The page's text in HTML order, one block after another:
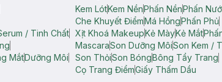
/ Tinh Chất
MắtDưỡng Môi
Kem LótKem NềnPhấn NềnPhấn
Che Khuyết ĐiểmMá HồngPhấn Phủ
Xịt Khoá MakeupKẻ MàyKẻ Mắt
MascaraSon Dưỡng MôiSon Kem /
Son ThỏiSon BóngBông Tẩy Trang
Cọ Trang ĐiểmGiấy Thấm Dầu